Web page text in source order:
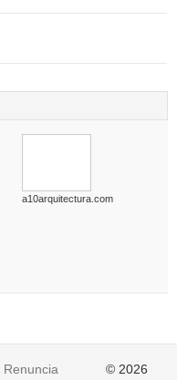
a10arquitectura.com
Renuncia © 2026